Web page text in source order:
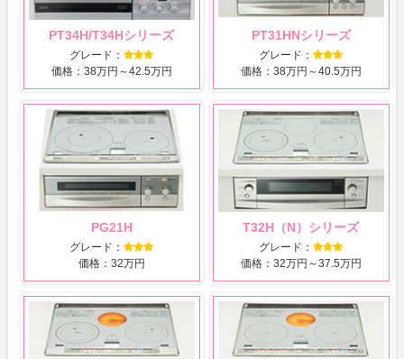
PT34H/T34Hシリーズ
グレード：
価格：38万円～42.5万円
PT31HNシリーズ
グレード：
価格：38万円～40.5万円
PG21H
グレード：
価格：32万円
T32H（N）シリーズ
グレード：
価格：32万円～37.5万円